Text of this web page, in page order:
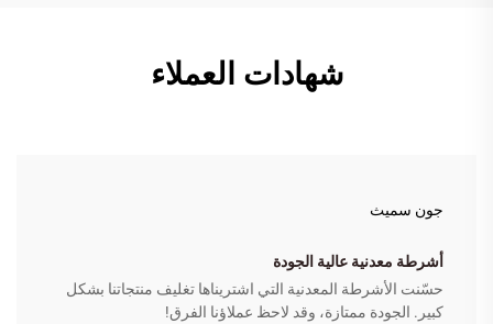
شهادات العملاء
جون سميث
أشرطة معدنية عالية الجودة
حسّنت الأشرطة المعدنية التي اشتريناها تغليف منتجاتنا بشكل
كبير. الجودة ممتازة، وقد لاحظ عملاؤنا الفرق!